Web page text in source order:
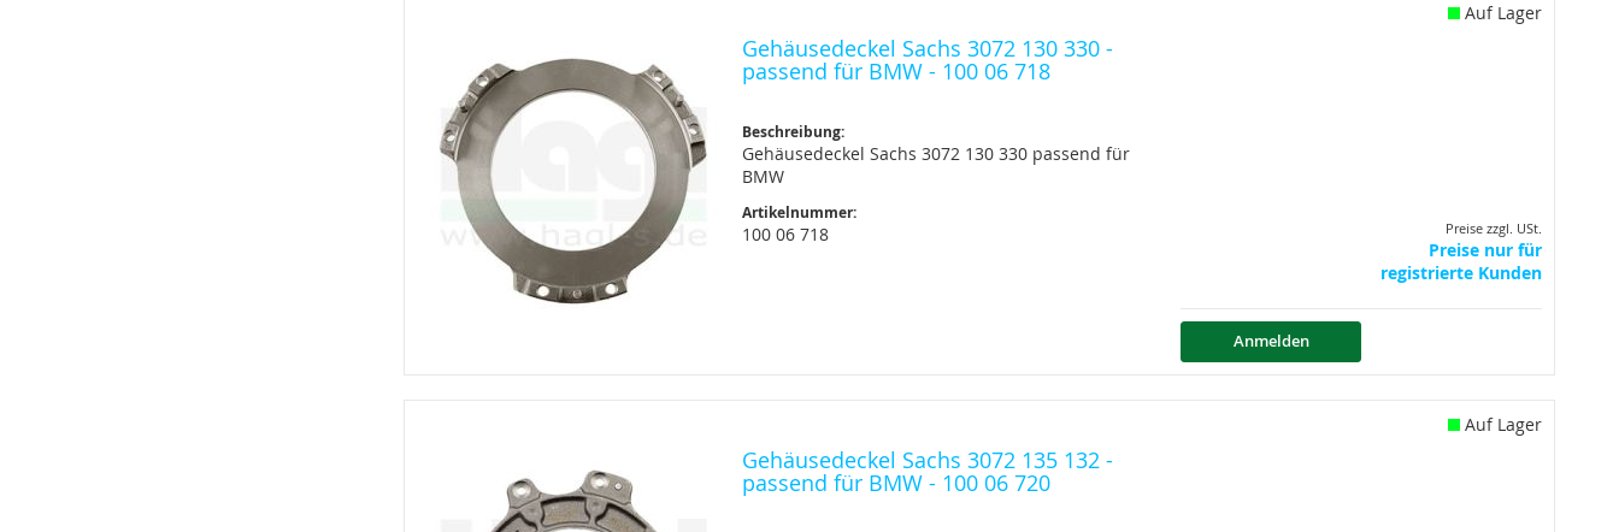
Gehäusedeckel Sachs 3072 130 330 -
passend für BMW - 100 06 718
Beschreibung:
Gehäusedeckel Sachs 3072 130 330 passend für
BMW
Artikelnummer:
100 06 718
Auf Lager
Preise zzgl. USt.
Preise nur für
registrierte Kunden
Anmelden
Gehäusedeckel Sachs 3072 135 132 -
passend für BMW - 100 06 720
Auf Lager